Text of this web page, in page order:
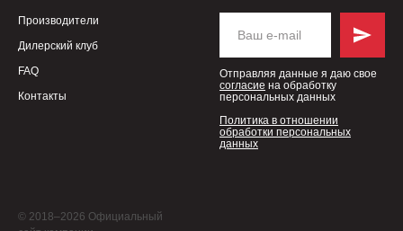
Производители
Дилерский клуб
FAQ
Контакты
Отправляя данные я даю свое
согласие на обработку
персональных данных
Политика в отношении
обработки персональных
данных
© 2018–2026 Официальный